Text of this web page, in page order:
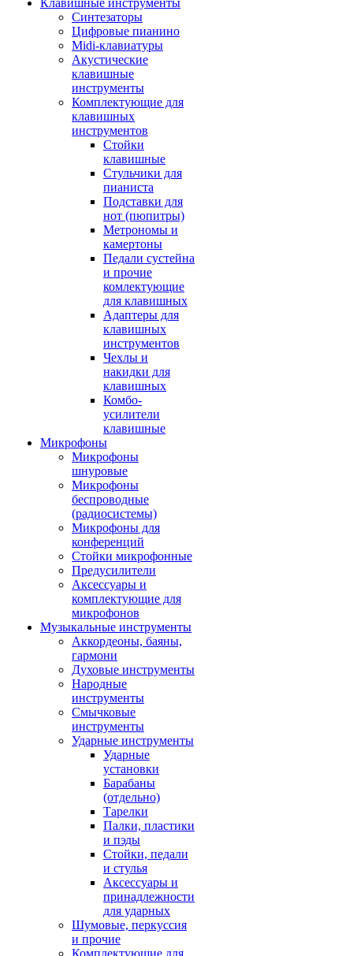
Клавишные инструменты
Синтезаторы
Цифровые пианино
Midi-клавиатуры
Акустические
клавишные
инструменты
Комплектующие для
клавишных
инструментов
Стойки
клавишные
Стульчики для
пианиста
Подставки для
нот (пюпитры)
Метрономы и
камертоны
Педали сустейна
и прочие
комлектующие
для клавишных
Адаптеры для
клавишных
инструментов
Чехлы и
накидки для
клавишных
Комбо-
усилители
клавишные
Микрофоны
Микрофоны
шнуровые
Микрофоны
беспроводные
(радиосистемы)
Микрофоны для
конференций
Стойки микрофонные
Предусилители
Аксессуары и
комплектующие для
микрофонов
Музыкальные инструменты
Аккордеоны, баяны,
гармони
Духовые инструменты
Народные
инструменты
Смычковые
инструменты
Ударные инструменты
Ударные
установки
Барабаны
(отдельно)
Тарелки
Палки, пластики
и пэды
Стойки, педали
и стулья
Аксессуары и
принадлежности
для ударных
Шумовые, перкуссия
и прочие
Комплектующие для